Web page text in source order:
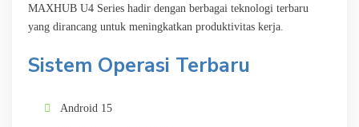
MAXHUB U4 Series hadir dengan berbagai teknologi terbaru
yang dirancang untuk meningkatkan produktivitas kerja.
Sistem Operasi Terbaru
Android 15